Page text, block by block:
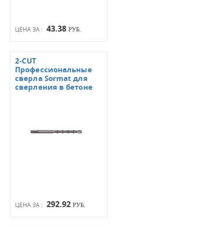
ЦЕНА ЗА : 43.38 РУБ.
ЦЕНА ЗА : 292.92 РУБ.
2-CUT
Профессиональные
сверла Sormat для
сверления в бетоне